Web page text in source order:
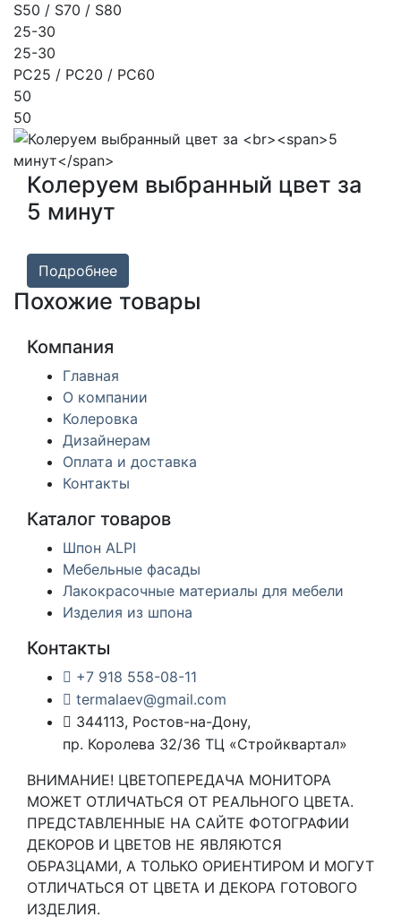
S50 / S70 / S80
25-30
25-30
PC25 / PC20 / PC60
50
50
Колеруем выбранный цвет за
5 минут
Подробнее
Похожие товары
Компания
Главная
О компании
Колеровка
Дизайнерам
Оплата и доставка
Контакты
Каталог товаров
Шпон ALPI
Мебельные фасады
Лакокрасочные материалы для мебели
Изделия из шпона
Контакты
+7 918 558-08-11
termalaev@gmail.com
344113, Ростов-на-Дону,
пр. Королева 32/36 ТЦ «Стройквартал»
ВНИМАНИЕ! ЦВЕТОПЕРЕДАЧА МОНИТОРА
МОЖЕТ ОТЛИЧАТЬСЯ ОТ РЕАЛЬНОГО ЦВЕТА.
ПРЕДСТАВЛЕННЫЕ НА САЙТЕ ФОТОГРАФИИ
ДЕКОРОВ И ЦВЕТОВ НЕ ЯВЛЯЮТСЯ
ОБРАЗЦАМИ, А ТОЛЬКО ОРИЕНТИРОМ И МОГУТ
ОТЛИЧАТЬСЯ ОТ ЦВЕТА И ДЕКОРА ГОТОВОГО
ИЗДЕЛИЯ.